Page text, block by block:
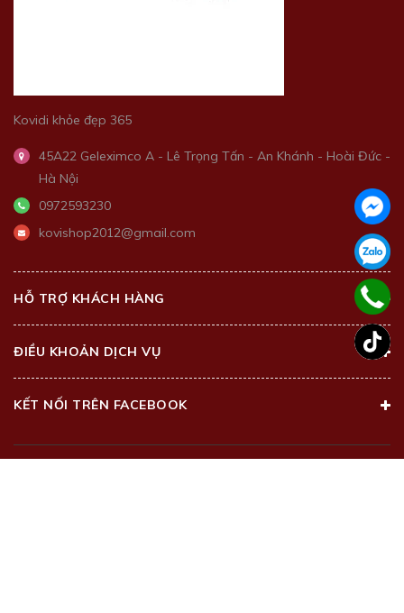
Kovidi khỏe đẹp 365
45A22 Geleximco A - Lê Trọng Tấn - An Khánh - Hoài Đức -
Hà Nội
0972593230
kovishop2012@gmail.com
HỖ TRỢ KHÁCH HÀNG
ĐIỀU KHOẢN DỊCH VỤ
KẾT NỐI TRÊN FACEBOOK